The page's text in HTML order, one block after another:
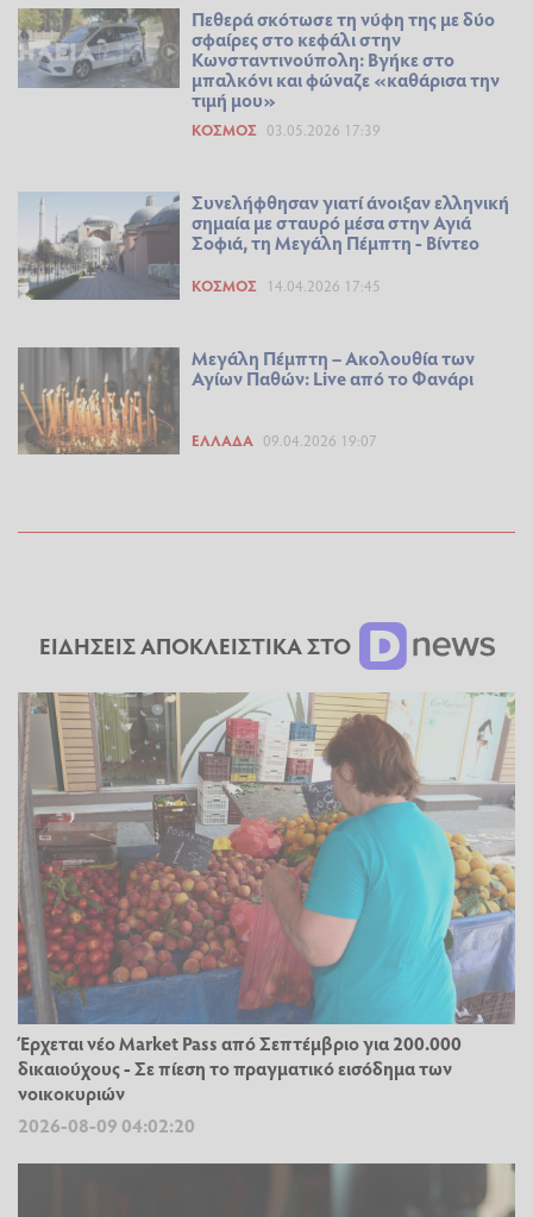
Πεθερά σκότωσε τη νύφη της με δύο
σφαίρες στο κεφάλι στην
Κωνσταντινούπολη: Βγήκε στο
μπαλκόνι και φώναζε «καθάρισα την
τιμή μου»
ΚΌΣΜΟΣ 03.05.2026 17:39
Συνελήφθησαν γιατί άνοιξαν ελληνική
σημαία με σταυρό μέσα στην Αγιά
Σοφιά, τη Μεγάλη Πέμπτη - Βίντεο
ΚΌΣΜΟΣ 14.04.2026 17:45
Μεγάλη Πέμπτη – Ακολουθία των
Αγίων Παθών: Live από το Φανάρι
ΕΛΛΆΔΑ 09.04.2026 19:07
ΕΙΔΗΣΕΙΣ ΑΠΟΚΛΕΙΣΤΙΚΑ ΣΤΟ
Έρχεται νέο Market Pass από Σεπτέμβριο για 200.000
δικαιούχους - Σε πίεση το πραγματικό εισόδημα των
νοικοκυριών
2026-08-09 04:02:20